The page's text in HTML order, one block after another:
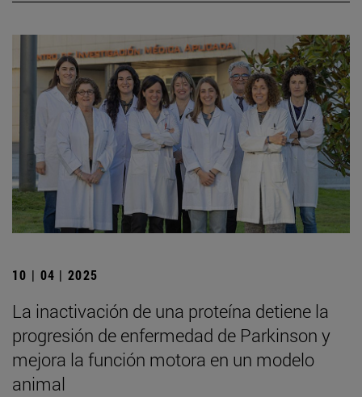
10 | 04 | 2025
La inactivación de una proteína detiene la
progresión de enfermedad de Parkinson y
mejora la función motora en un modelo
animal